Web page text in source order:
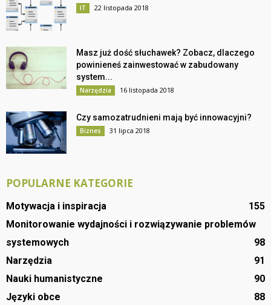
IT 22 listopada 2018
Masz już dość słuchawek? Zobacz, dlaczego
powinieneś zainwestować w zabudowany
system...
Narzędzia 16 listopada 2018
Czy samozatrudnieni mają być innowacyjni?
Biznes 31 lipca 2018
POPULARNE KATEGORIE
Motywacja i inspiracja
155
Monitorowanie wydajności i rozwiązywanie problemów
systemowych
98
Narzędzia
91
Nauki humanistyczne
90
Języki obce
88